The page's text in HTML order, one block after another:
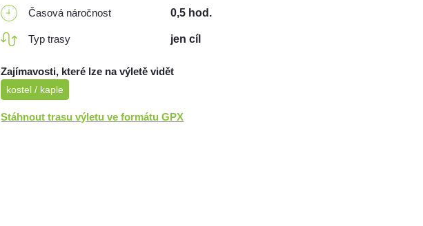
Časová náročnost 0,5 hod.
Typ trasy jen cíl
Zajímavosti, které lze na výletě vidět
kostel / kaple
Stáhnout trasu výletu ve formátu GPX